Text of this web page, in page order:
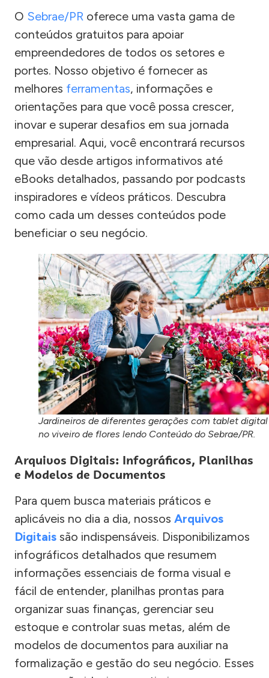
O Sebrae/PR oferece uma vasta gama de
conteúdos gratuitos para apoiar
empreendedores de todos os setores e
portes. Nosso objetivo é fornecer as
melhores ferramentas, informações e
orientações para que você possa crescer,
inovar e superar desafios em sua jornada
empresarial. Aqui, você encontrará recursos
que vão desde artigos informativos até
eBooks detalhados, passando por podcasts
inspiradores e vídeos práticos. Descubra
como cada um desses conteúdos pode
beneficiar o seu negócio.
Jardineiros de diferentes gerações com tablet digital
no viveiro de flores lendo Conteúdo do Sebrae/PR.
Arquivos Digitais: Infográficos, Planilhas
e Modelos de Documentos
Para quem busca materiais práticos e
aplicáveis no dia a dia, nossos Arquivos
Digitais são indispensáveis. Disponibilizamos
infográficos detalhados que resumem
informações essenciais de forma visual e
fácil de entender, planilhas prontas para
organizar suas finanças, gerenciar seu
estoque e controlar suas metas, além de
modelos de documentos para auxiliar na
formalização e gestão do seu negócio. Esses